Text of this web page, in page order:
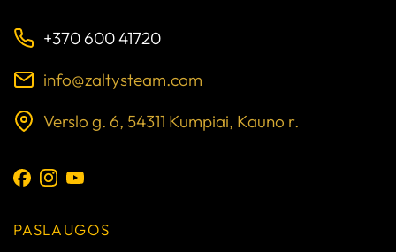
+370 600 41720
info@zaltysteam.com
Verslo g. 6, 54311 Kumpiai, Kauno r.
PASLAUGOS